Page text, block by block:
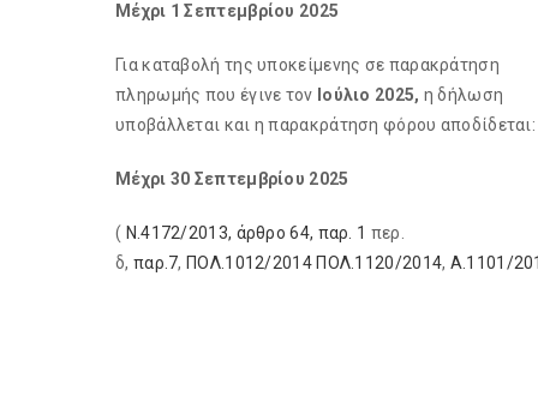
Μέχρι 1 Σεπτεμβρίου 2025
Για καταβολή της υποκείμενης σε παρακράτηση
πληρωμής που έγινε τον Ιούλιο 2025, η δήλωση
υποβάλλεται και η παρακράτηση φόρου αποδίδεται:
Μέχρι 30 Σεπτεμβρίου 2025
( Ν.4172/2013, άρθρο 64, παρ. 1 περ.
δ, παρ.7, ΠΟΛ.1012/2014 ΠΟΛ.1120/2014, Α.1101/